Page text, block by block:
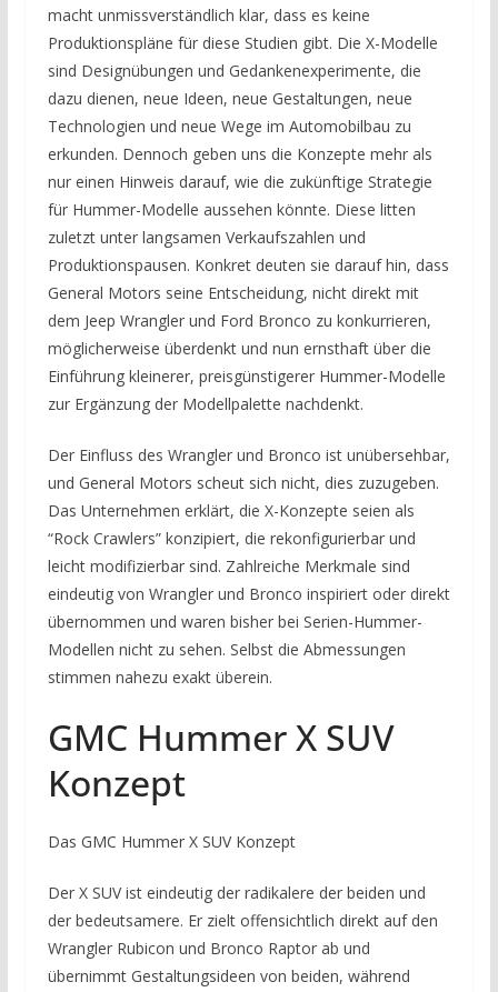
macht unmissverständlich klar, dass es keine
Produktionspläne für diese Studien gibt. Die X-Modelle
sind Designübungen und Gedankenexperimente, die
dazu dienen, neue Ideen, neue Gestaltungen, neue
Technologien und neue Wege im Automobilbau zu
erkunden. Dennoch geben uns die Konzepte mehr als
nur einen Hinweis darauf, wie die zukünftige Strategie
für Hummer-Modelle aussehen könnte. Diese litten
zuletzt unter langsamen Verkaufszahlen und
Produktionspausen. Konkret deuten sie darauf hin, dass
General Motors seine Entscheidung, nicht direkt mit
dem Jeep Wrangler und Ford Bronco zu konkurrieren,
möglicherweise überdenkt und nun ernsthaft über die
Einführung kleinerer, preisgünstigerer Hummer-Modelle
zur Ergänzung der Modellpalette nachdenkt.
Der Einfluss des Wrangler und Bronco ist unübersehbar,
und General Motors scheut sich nicht, dies zuzugeben.
Das Unternehmen erklärt, die X-Konzepte seien als
“Rock Crawlers” konzipiert, die rekonfigurierbar und
leicht modifizierbar sind. Zahlreiche Merkmale sind
eindeutig von Wrangler und Bronco inspiriert oder direkt
übernommen und waren bisher bei Serien-Hummer-
Modellen nicht zu sehen. Selbst die Abmessungen
stimmen nahezu exakt überein.
GMC Hummer X SUV
Konzept
Das GMC Hummer X SUV Konzept
Der X SUV ist eindeutig der radikalere der beiden und
der bedeutsamere. Er zielt offensichtlich direkt auf den
Wrangler Rubicon und Bronco Raptor ab und
übernimmt Gestaltungsideen von beiden, während